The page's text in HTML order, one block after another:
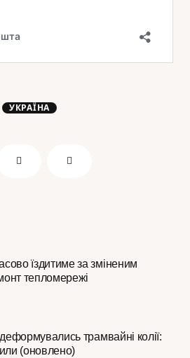
їздитиме за зміненим
тепломережі
трамвайні колії:
(оновлено)
УКРАЇНА